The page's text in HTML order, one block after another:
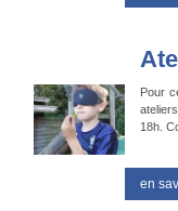
Pour
18h.
en